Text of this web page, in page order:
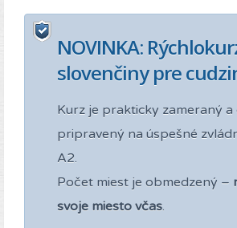
NOVINKA:
slovenčiny pre
Kurz je prakticky zameraný a
pripravený na úspešné
A2.
Počet miest je obmedzený –
svoje miesto včas.